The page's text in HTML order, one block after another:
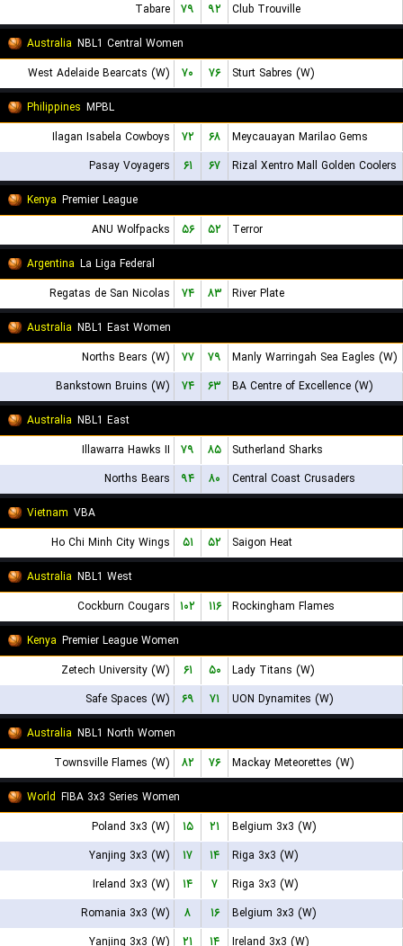
Tabare
۷۹ ۹۲
Club Trouville
Australia NBL1 Central Women
West Adelaide Bearcats (W)
۷۰ ۷۶
Sturt Sabres (W)
Philippines MPBL
Ilagan Isabela Cowboys
۷۲ ۶۸
Meycauayan Marilao Gems
Pasay Voyagers
۶۱ ۶۷
Rizal Xentro Mall Golden Coolers
Kenya Premier League
ANU Wolfpacks
۵۶ ۵۲
Terror
Argentina La Liga Federal
Regatas de San Nicolas
۷۴ ۸۳
River Plate
Australia NBL1 East Women
Norths Bears (W)
۷۷ ۷۹
Manly Warringah Sea Eagles (W)
Bankstown Bruins (W)
۷۴ ۶۳
BA Centre of Excellence (W)
Australia NBL1 East
Illawarra Hawks II
۷۹ ۸۵
Sutherland Sharks
Norths Bears
۹۴ ۸۰
Central Coast Crusaders
Vietnam VBA
Ho Chi Minh City Wings
۵۱ ۵۲
Saigon Heat
Australia NBL1 West
Cockburn Cougars
۱۰۲ ۱۱۶
Rockingham Flames
Kenya Premier League Women
Zetech University (W)
۶۱ ۵۰
Lady Titans (W)
Safe Spaces (W)
۶۹ ۷۱
UON Dynamites (W)
Australia NBL1 North Women
Townsville Flames (W)
۸۲ ۷۶
Mackay Meteorettes (W)
World FIBA 3x3 Series Women
Poland 3x3 (W)
۱۵ ۲۱
Belgium 3x3 (W)
Yanjing 3x3 (W)
۱۷ ۱۴
Riga 3x3 (W)
Ireland 3x3 (W)
۱۴ ۷
Riga 3x3 (W)
Romania 3x3 (W)
۸ ۱۶
Belgium 3x3 (W)
Yanjing 3x3 (W)
۲۱ ۱۴ Ireland 3x3 (W)